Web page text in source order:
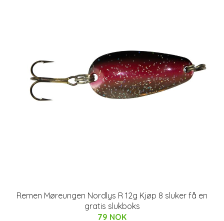
Remen Møreungen Nordlys R 12g Kjøp 8 sluker få en
gratis slukboks
79 NOK